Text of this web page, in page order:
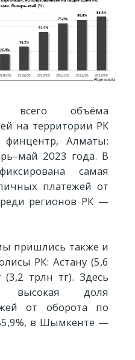
всего объёма
на территории РК
Алматы:
2023 года. В
самая
платежей от
регионов РК —
пришлись также и
РК: Астану (5,6
трлн тг). Здесь
высокая доля
от оборота по
в Шымкенте —